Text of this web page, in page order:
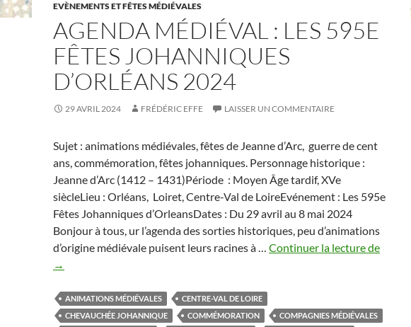
EVÈNEMENTS ET FÊTES MÉDIÉVALES
AGENDA MÉDIÉVAL : LES 595E
FÊTES JOHANNIQUES
D’ORLÉANS 2024
29 AVRIL 2024 FRÉDÉRIC EFFE LAISSER UN COMMENTAIRE
Sujet : animations médiévales, fêtes de Jeanne d’Arc, guerre de cent
ans, commémoration, fêtes johanniques. Personnage historique :
Jeanne d’Arc (1412 – 1431)Période : Moyen Âge tardif, XVe
siècleLieu : Orléans, Loiret, Centre-Val de LoireEvénement : Les 595e
Fêtes Johanniques d’OrleansDates : Du 29 avril au 8 mai 2024
Bonjour à tous, ur l’agenda des sorties historiques, peu d’animations
d’origine médiévale puisent leurs racines à … Continuer la lecture deAgenda
→
ANIMATIONS MÉDIÉVALES
CENTRE-VAL DE LOIRE
CHEVAUCHÉE JOHANNIQUE
COMMÉMORATION
COMPAGNIES MÉDIÉVALES